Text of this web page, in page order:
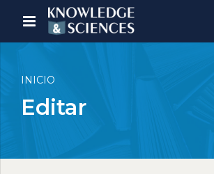
INICIO
Editar